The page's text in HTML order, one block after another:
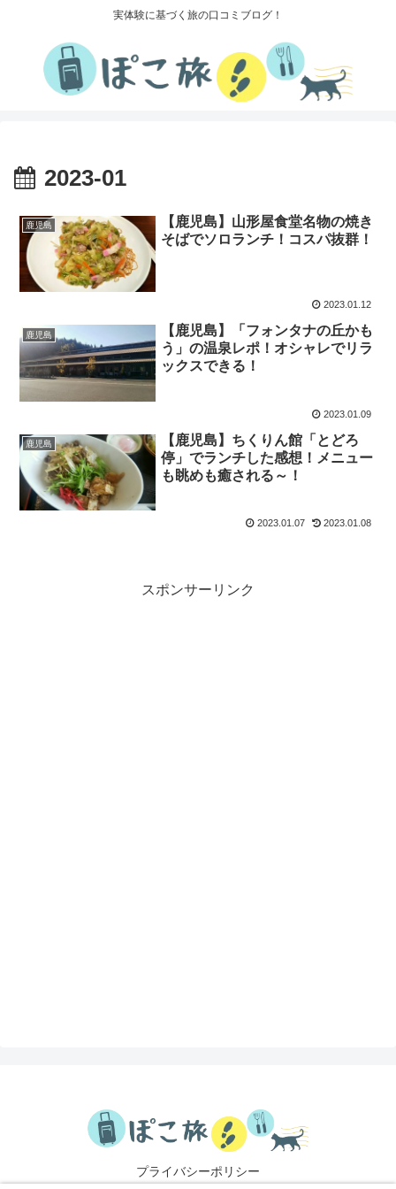
実体験に基づく旅の口コミブログ！
2023-01
鹿児島
【鹿児島】山形屋食堂名物の焼き
そばでソロランチ！コスパ抜群！
2023.01.12
鹿児島
【鹿児島】「フォンタナの丘かも
う」の温泉レポ！オシャレでリラ
ックスできる！
2023.01.09
鹿児島
【鹿児島】ちくりん館「とどろ
停」でランチした感想！メニュー
も眺めも癒される～！
2023.01.07 2023.01.08
スポンサーリンク
プライバシーポリシー